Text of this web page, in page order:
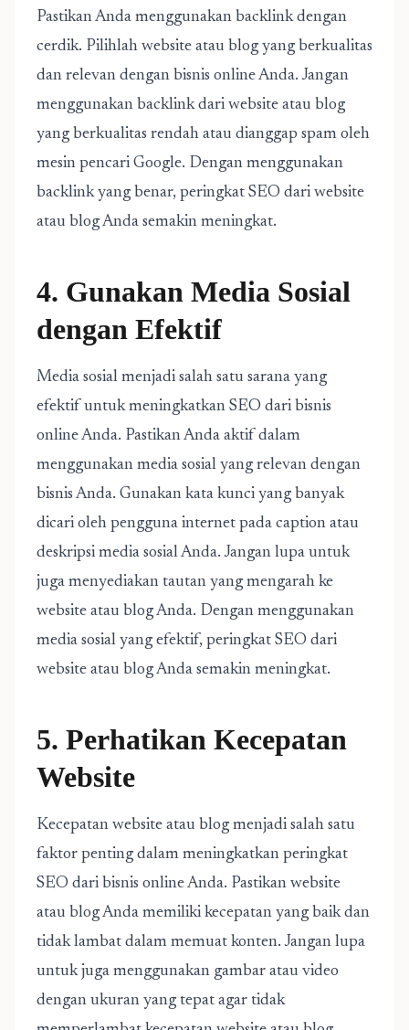
Pastikan Anda menggunakan backlink dengan
cerdik. Pilihlah website atau blog yang berkualitas
dan relevan dengan bisnis online Anda. Jangan
menggunakan backlink dari website atau blog
yang berkualitas rendah atau dianggap spam oleh
mesin pencari Google. Dengan menggunakan
backlink yang benar, peringkat SEO dari website
atau blog Anda semakin meningkat.
4. Gunakan Media Sosial
dengan Efektif
Media sosial menjadi salah satu sarana yang
efektif untuk meningkatkan SEO dari bisnis
online Anda. Pastikan Anda aktif dalam
menggunakan media sosial yang relevan dengan
bisnis Anda. Gunakan kata kunci yang banyak
dicari oleh pengguna internet pada caption atau
deskripsi media sosial Anda. Jangan lupa untuk
juga menyediakan tautan yang mengarah ke
website atau blog Anda. Dengan menggunakan
media sosial yang efektif, peringkat SEO dari
website atau blog Anda semakin meningkat.
5. Perhatikan Kecepatan
Website
Kecepatan website atau blog menjadi salah satu
faktor penting dalam meningkatkan peringkat
SEO dari bisnis online Anda. Pastikan website
atau blog Anda memiliki kecepatan yang baik dan
tidak lambat dalam memuat konten. Jangan lupa
untuk juga menggunakan gambar atau video
dengan ukuran yang tepat agar tidak